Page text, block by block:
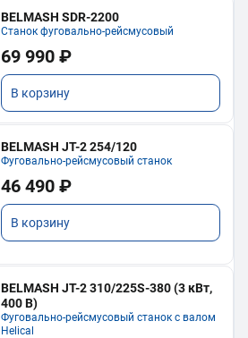
BELMASH SDR-2200
Станок фуговально-рейсмусовый
69 990 ₽
В корзину
BELMASH JT-2 254/120
Фуговально-рейсмусовый станок
46 490 ₽
В корзину
BELMASH JT-2 310/225S-380 (3 кВт,
400 В)
Фуговально-рейсмусовый станок с валом
Helical